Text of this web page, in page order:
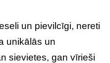
un pievilcīgi, nereti
unikālās un
sievietes, gan vīrieši